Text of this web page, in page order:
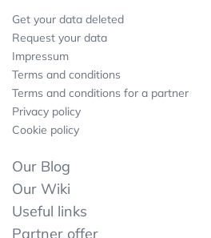
Get your data deleted
Request your data
Impressum
Terms and conditions
Terms and conditions for a partner
Privacy policy
Cookie policy
Our Blog
Our Wiki
Useful links
Partner offer